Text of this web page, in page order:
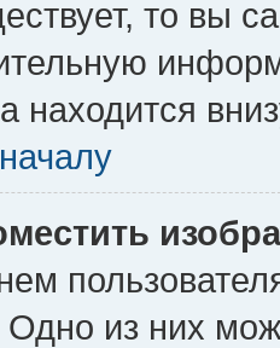
то вы
находится
из них